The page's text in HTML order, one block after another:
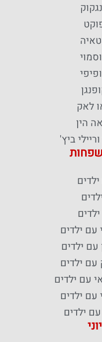
לאק
הין
ביץ'
עם ילדים
עם ילדים
עם ילדים
עם ילדים
עם ילדים
ילדים